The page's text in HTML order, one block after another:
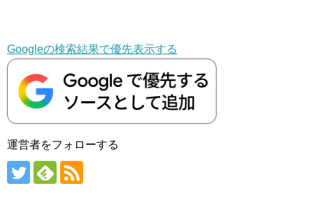
Googleの検索結果で優先表示する
運営者をフォローする